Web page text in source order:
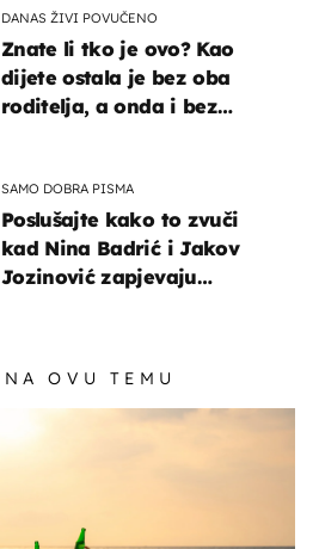
DANAS ŽIVI POVUČENO
Znate li tko je ovo? Kao
dijete ostala je bez oba
roditelja, a onda i bez
SAMO DOBRA PISMA
Poslušajte kako to zvuči
kad Nina Badrić i Jakov
Jozinović zapjevaju
NA OVU TEMU